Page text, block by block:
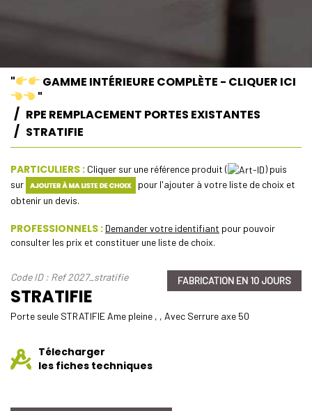
"
GAMME INTÉRIEURE COMPLÈTE - CLIQUER ICI
"
RPE REMPLACEMENT PORTES EXISTANTES
STRATIFIE
PARTICULIERS : Cliquer sur une référence produit (
) puis
sur
pour l'ajouter à votre liste de choix et
obtenir un devis.
PROFESSIONNELS : Demander votre identifiant pour pouvoir
consulter les prix et constituer une liste de choix.
Code ID : Ref 2027_stratifie
STRATIFIE
FABRICATION EN 10 JOURS
Porte seule STRATIFIE Ame pleine , , Avec Serrure axe 50
Télecharger
les fiches techniques